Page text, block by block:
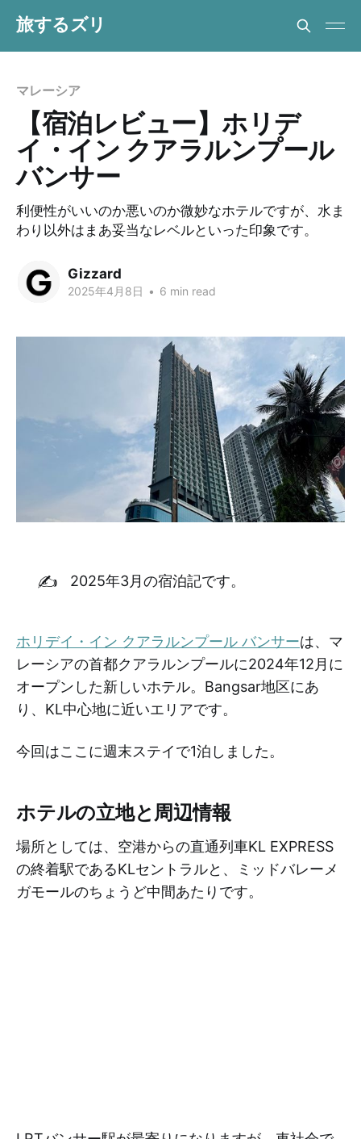
旅するズリ
マレーシア
【宿泊レビュー】ホリデ
イ・イン クアラルンプール
バンサー
利便性がいいのか悪いのか微妙なホテルですが、水ま
わり以外はまあ妥当なレベルといった印象です。
Gizzard
2025年4月8日 • 6 min read
✍️ 2025年3月の宿泊記です。
ホリデイ・イン クアラルンプール バンサーは、マ
レーシアの首都クアラルンプールに2024年12月に
オープンした新しいホテル。Bangsar地区にあ
り、KL中心地に近いエリアです。
今回はここに週末ステイで1泊しました。
ホテルの立地と周辺情報
場所としては、空港からの直通列車KL EXPRESS
の終着駅であるKLセントラルと、ミッドバレーメ
ガモールのちょうど中間あたりです。